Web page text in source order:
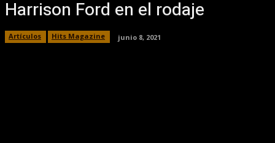
Harrison Ford en el rodaje
Artículos Hits Magazine junio 8, 2021